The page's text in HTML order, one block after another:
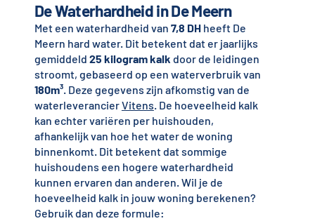
De Waterhardheid in De Meern
Met een waterhardheid van 7,8 DHheeft De
Meern hard water. Dit betekent dat er jaarlijks
gemiddeld 25 kilogram kalk door de leidingen
stroomt, gebaseerd op een waterverbruik van
180m³. Deze gegevens zijn afkomstig van de
waterleverancierVitens. De hoeveelheid kalk
kan echter variëren per huishouden,
afhankelijk van hoe het water de woning
binnenkomt. Dit betekent dat sommige
huishoudens een hogere waterhardheid
kunnen ervaren dan anderen. Wil je de
hoeveelheid kalk in jouw woning berekenen?
Gebruik dan deze formule: